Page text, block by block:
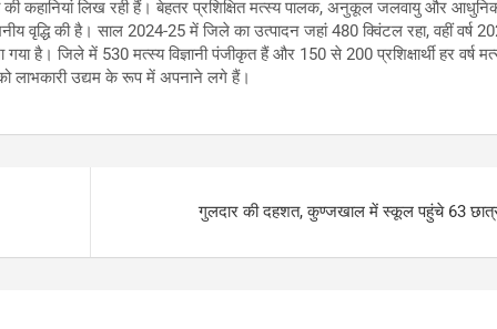
कहानियां लिख रही हैं। बेहतर प्रशिक्षित मत्स्य पालक, अनुकूल जलवायु और
वृद्धि की है। साल 2024-25 में जिले का उत्पादन जहां 480 क्विंटल रहा, वहीं वर्ष
है। जिले में 530 मत्स्य विज्ञानी पंजीकृत हैं और 150 से 200 प्रशिक्षार्थी हर वर्ष
लाभकारी उद्यम के रूप में अपनाने लगे हैं।
गुलदार की दहशत, कुण्जखाल में स्कूल पहुंचे 63